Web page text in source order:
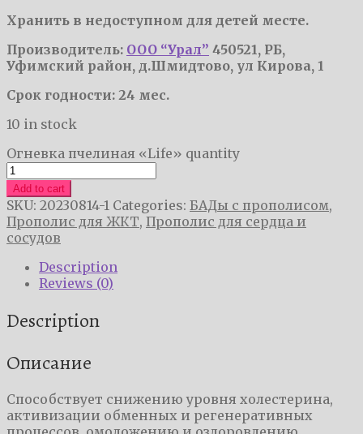
Хранить в недоступном для детей месте.
Производитель: ООО “Урал” 450521, РБ,
Уфимский район, д.Шмидтово, ул Кирова, 1
Срок годности: 24 мес.
10 in stock
Огневка пчелиная «Life» quantity
Add to cart
SKU: 20230814-1 Categories: БАДы с прополисом,
Прополис для ЖКТ, Прополис для сердца и
сосудов
Description
Reviews (0)
Description
Описание
Способствует снижению уровня холестерина,
активизации обменных и регенеративных